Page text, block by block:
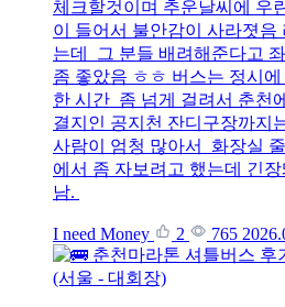
체크할것이며 추운날씨에 우
이 들어서 불안감이 사라졋
는데 그 분들 배려해준다고
좀 좋았음 ㅎㅎ 버스는 정시
한 시간 좀 넘게 걸려서 춘천
결지인 공지천 잔디구장까지
사람이 엄청 많아서 화장실
에서 좀 자보려고 했는데 긴
남.
I need Money 2 765